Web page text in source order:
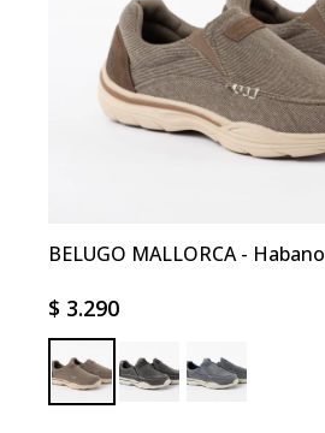
BELUGO MALLORCA - Habano
$ 3.290